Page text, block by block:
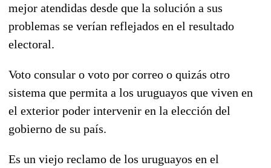
mejor atendidas desde que la solución a sus
problemas se verían reflejados en el resultado
electoral.
Voto consular o voto por correo o quizás otro
sistema que permita a los uruguayos que viven en
el exterior poder intervenir en la elección del
gobierno de su país.
Es un viejo reclamo de los uruguayos en el